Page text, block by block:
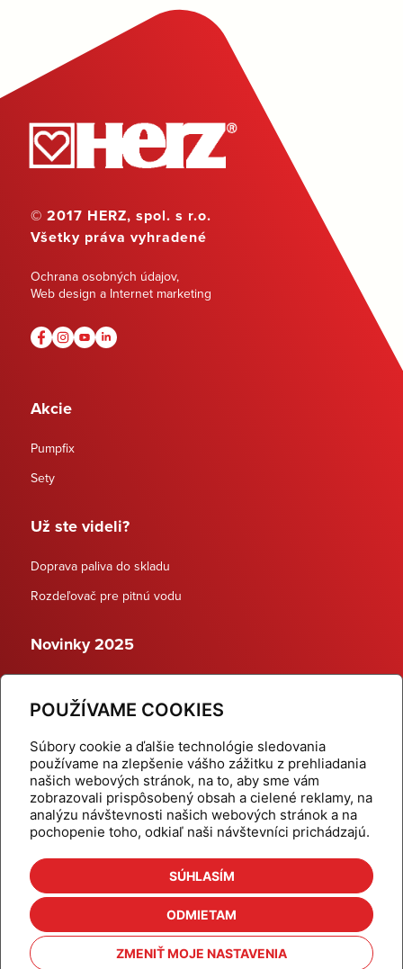
POUŽÍVAME COOKIES
Súbory cookie a ďalšie technológie sledovania
používame na zlepšenie vášho zážitku z prehliadania
našich webových stránok, na to, aby sme vám
zobrazovali prispôsobený obsah a cielené reklamy, na
analýzu návštevnosti našich webových stránok a na
pochopenie toho, odkiaľ naši návštevníci prichádzajú.
SÚHLASÍM
ODMIETAM
ZMENIŤ MOJE NASTAVENIA
© 2017 HERZ, spol. s r.o.
Všetky práva vyhradené
Ochrana osobných údajov,
Web design a Internet marketing
Akcie
Pumpfix
Sety
Už ste videli?
Doprava paliva do skladu
Rozdeľovač pre pitnú vodu
Novinky 2025
Dynamické termostatické ventily
Domov
Produkty
Aktuality
Odber šikovné tipy
Kalkulačky
Cenníky
Na stiahnutie
Referencie
Kontakt